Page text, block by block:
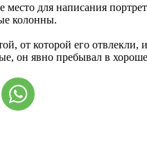
для написания
колонны.
от которой его
он явно пребывал в